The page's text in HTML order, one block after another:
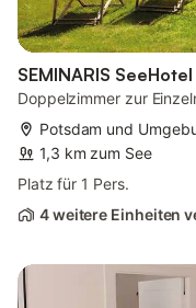
SEMINARIS
Doppelzimmer zur
Potsdam und
1,3 km zum See
Platz für 1 Pers.
4 weitere Einheiten